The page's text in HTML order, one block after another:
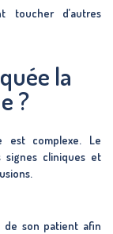
toucher d’autres
la
?
est complexe. Le
signes cliniques et
de son patient afin